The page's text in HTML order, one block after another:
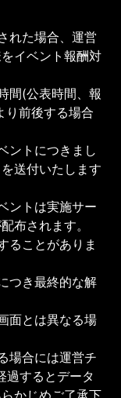
れた場合、運営
イベント報酬対
間(公表時間、報
り前後する場合
ントにつきまし
送付いたします
ントは実施サー
布されます。
ることがありま
つき最終的な解
面とは異なる場
場合には運営チ
過するとデータ
かじめご了承下